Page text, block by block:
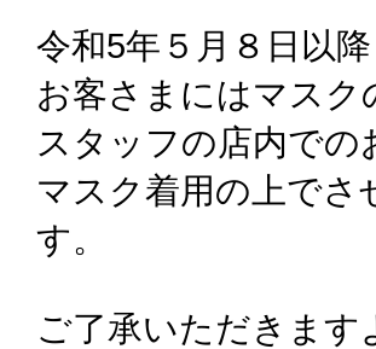
令和5年５月８日以降
お客さまにはマス
スタッフの店内で
マスク着用の上で
す。
ご了承いただきま